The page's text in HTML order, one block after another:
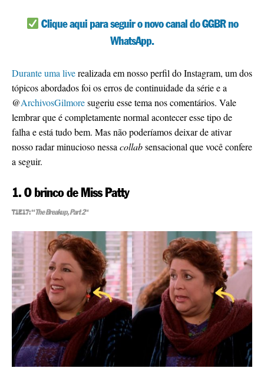
Clique aqui para seguir o novo canal do GGBR no
WhatsApp.
Durante uma liverealizada em nosso perfil do Instagram, um dos
tópicos abordados foi os erros de continuidade da série e a
@ArchivosGilmoresugeriu esse tema nos comentários. Vale
lembrar que é completamente normal acontecer esse tipo de
falha e está tudo bem. Mas não poderíamos deixar de ativar
nosso radar minucioso nessa collabsensacional que você confere
a seguir.
1. O brinco de Miss Patty
T1E17: “The Breakup, Part 2“